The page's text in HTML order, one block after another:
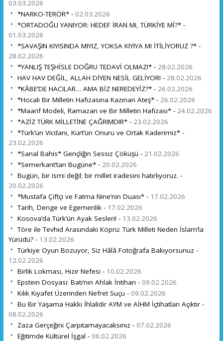
03.03.2026
*NARKO-TERÖR* - 02.03.2026
*ORTADOĞU YANIYOR: HEDEF İRAN MI, TÜRKİYE Mİ?* -
01.03.2026
*SAVAŞIN KIYISINDA MIYIZ, YOKSA KIYIYA MI İTİLİYORUZ ?* -
28.02.2026
*YANLIŞ TEŞHİSLE DOĞRU TEDAVİ OLMAZ!* - 28.02.2026
HAV HAV DEĞİL, ALLAH DİYEN NESİL GELİYOR! - 28.02.2026
*KÂBE’DE HACILAR… AMA BİZ NEREDEYİZ?* - 26.02.2026
*Hocalı Bir Milletin Hafızasına Kazınan Ateş* - 26.02.2026
*Maarif Modeli, Ramazan ve Bir Milletin Hafızası* - 24.02.2026
*AZİZ TÜRK MİLLETİNE ÇAĞRIMDIR* - 23.02.2026
*Türk’ün Vicdanı, Kürt’ün Onuru ve Ortak Kaderimiz* -
23.02.2026
*Sanal Bahis* Gençliğin Sessiz Çöküşü - 21.02.2026
*Semerkant’tan Bugüne* - 20.02.2026
Bugün, bir ismi değil; bir millet iradesini hatırlıyoruz. -
20.02.2026
*Mustafa Çiftçi ve Fatma Nine’nin Duası* - 17.02.2026
Tarih, Denge ve Egemenlik - 17.02.2026
Kosova’da Türk’ün Ayak Sesleri! - 13.02.2026
Töre ile Tevhid Arasındaki Köprü: Türk Milleti Neden İslam’la
Yürüdü? - 13.02.2026
Türkiye Oyun Bozuyor, Siz Hâlâ Fotoğrafa Bakıyorsunuz -
12.02.2026
Birlik Lokması, Hızır Nefesi - 10.02.2026
Epstein Dosyası: Batı’nın Ahlak İntiharı - 09.02.2026
Kılık Kıyafet Üzerinden Nefret Suçu - 09.02.2026
Bu Bir Yaşama Hakkı İhlalidir AYM ve AİHM İçtihatları Açıktır -
08.02.2026
Zaza Gerçeğini Çarpıtamayacaksınız - 07.02.2026
Eğitimde Kültürel İşgal - 06.02.2026